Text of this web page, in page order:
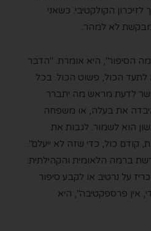
הקולקטיבי. כשאני
לא למהר.
הסיפור", היא אומרת. "הדבר
לתעד הכול, פשוט הכול. בכל
אפשר לדעת מראש מה יתברר
את בעלה, או משפחה
הוא לשמור. לגבות את
קודם כול, כדי שזה לא ייעלם".
ברמה הלאומית והקהילתית:
על נרטיב או לקבע סיפור
אין פרספקטיבה", היא